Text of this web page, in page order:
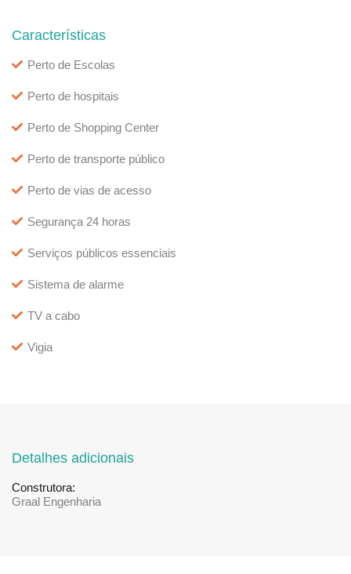
Características
Perto de Escolas
Perto de hospitais
Perto de Shopping Center
Perto de transporte público
Perto de vias de acesso
Segurança 24 horas
Serviços públicos essenciais
Sistema de alarme
TV a cabo
Vigia
Detalhes adicionais
Construtora:
Graal Engenharia